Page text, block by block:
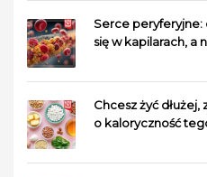
Serce
się w kapilarach, a
Chcesz żyć
o kaloryczność